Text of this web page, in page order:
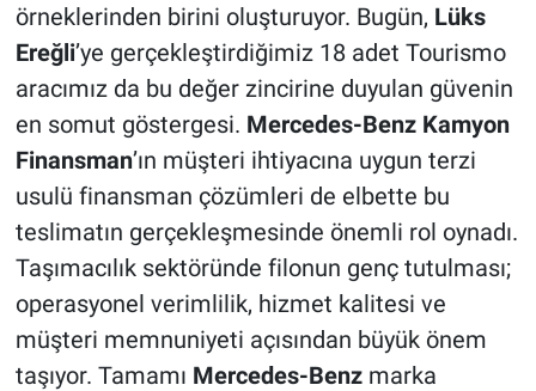
örneklerinden birini oluşturuyor. Bugün, Lüks
Ereğli’ye gerçekleştirdiğimiz 18 adet Tourismo
aracımız da bu değer zincirine duyulan güvenin
en somut göstergesi. Mercedes-Benz Kamyon
Finansman’ın müşteri ihtiyacına uygun terzi
usulü finansman çözümleri de elbette bu
teslimatın gerçekleşmesinde önemli rol oynadı.
Taşımacılık sektöründe filonun genç tutulması;
operasyonel verimlilik, hizmet kalitesi ve
müşteri memnuniyeti açısından büyük önem
taşıyor. Tamamı Mercedes-Benzmarka